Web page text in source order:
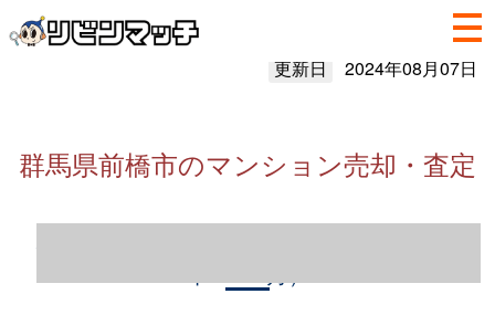
更新日 2024年08月07日
群馬県前橋市のマンション売却・査定